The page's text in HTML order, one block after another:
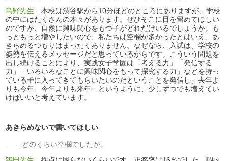
島野先生 本校は渋谷駅から10分ほどのところにありますが、学校
の中にはたくさんの木々があります。ぜひそこに目を留めてほしい
のですが、自然に興味関心をもつ子がどれだけいるでしょうか。も
っともっと増やしたいので、私たちは空欄が多かったとはいえ、あ
きらめるつもりはまったくありません。なぜなら、入試は、学校の
姿勢を伝えるメッセージだと思っているからです。こういう問題を
出し続けることにより、実践女子学園は「考える力」「発信する
力」「いろいろなことに興味関心をもって探究する力」などを持っ
ている子に入ってきてもらいたいのだということを発信し、去年よ
りも今年、今年よりも来年…というように、少しずつでも増えてい
けばいいと考えています。
あきらめないで書いてほしい
どのくらい空欄でしたか。